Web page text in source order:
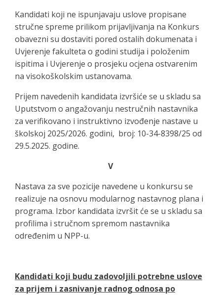
Kandidati koji ne ispunjavaju uslove propisane
stručne spreme prilikom prijavljivanja na Konkurs
obavezni su dostaviti pored ostalih dokumenata i
Uvjerenje fakulteta o godini studija i položenim
ispitima i Uvjerenje o prosjeku ocjena ostvarenim
na visokoškolskim ustanovama.
Prijem navedenih kandidata izvršiće se u skladu sa
Uputstvom o angažovanju nestručnih nastavnika
za verifikovano i instruktivno izvođenje nastave u
školskoj 2025/2026. godini, broj: 10-34-8398/25 od
29.5.2025. godine.
V
Nastava za sve pozicije navedene u konkursu se
realizuje na osnovu modularnog nastavnog plana i
programa. Izbor kandidata izvršit će se u skladu sa
profilima i stručnom spremom nastavnika
određenim u NPP-u.
Kandidati koji budu zadovoljili potrebne uslove
za prijem i zasnivanje radnog odnosa po